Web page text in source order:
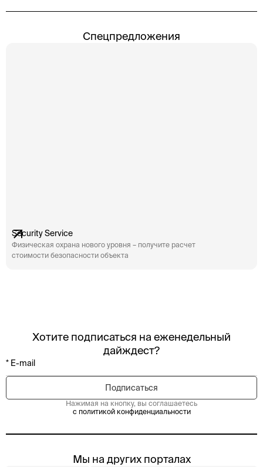
Спецпредложения
Security Service
Физическая охрана нового уровня – получите расчет
стоимости безопасности объекта
Хотите подписаться на еженедельный
дайждест?
Нажимая на кнопку, вы соглашаетесь
с политикой конфиденциальности
Мы на других порталах